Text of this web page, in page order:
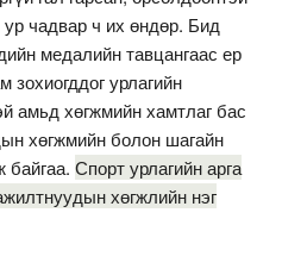
чадвар ч их өндөр. Бид
медалийн тавцангаас ер
урлагийн
амьд хөгжмийн хамтлаг бас
хөгжмийн болон шагайн
Спорт урлагийн арга
хөгжлийн нэг